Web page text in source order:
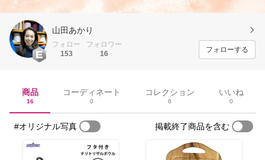
山田あかり
フォロー
153
フォロワー
16
フォローする
商品
16
コーディネート
0
コレクション
6
いいね
0
#オリジナル写真 掲載終了商品を含む